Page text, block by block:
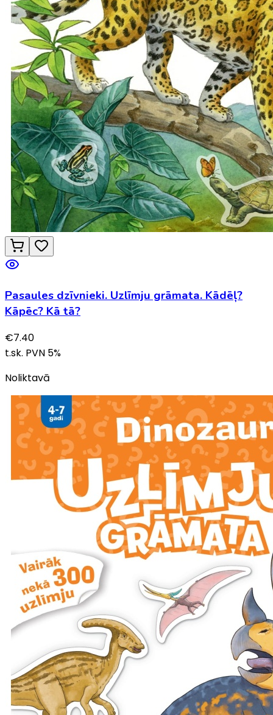
Pasaules dzīvnieki. Uzlīmju grāmata. Kādēļ?
Kāpēc? Kā tā?
€7.40
t.sk. PVN 5%
Noliktavā